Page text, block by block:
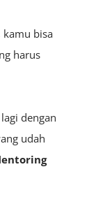
kamu bisa
harus
dengan
udah